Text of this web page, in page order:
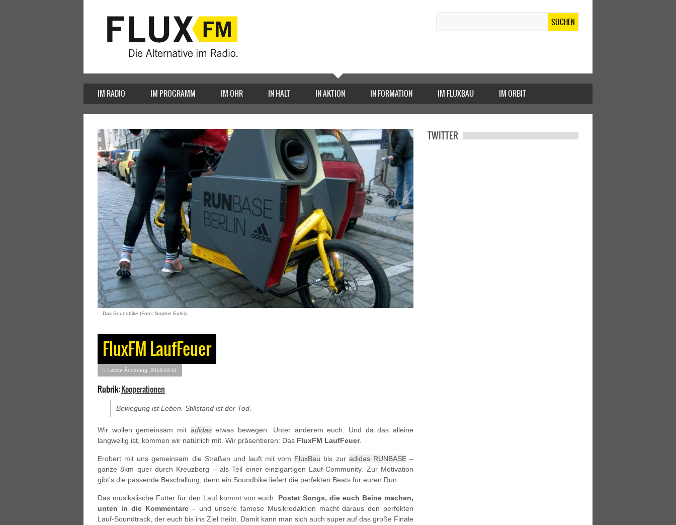
SUCHEN
IM RADIO IM PROGRAMM IM OHR IN HALT IN AKTION IN FORMATION IM FLUXBAU IM ORBIT
Das Soundbike (Foto: Sophie Euler)
FluxFM LaufFeuer
▷ Letzte Änderung: 2016-02-11
Rubrik:Kooperationen
Bewegung ist Leben. Stillstand ist der Tod.
Wir wollen gemeinsam mit adidasetwas bewegen. Unter anderem euch. Und da das alleine
langweilig ist, kommen wir natürlich mit. Wir präsentieren: Das FluxFM LaufFeuer.
Erobert mit uns gemeinsam die Straßen und lauft mit vom FluxBau bis zur adidas RUNBASE–
ganze 8km quer durch Kreuzberg – als Teil einer einzigartigen Lauf-Community. Zur Motivation
gibt’s die passende Beschallung, denn ein Soundbike liefert die perfekten Beats für euren Run.
Das musikalische Futter für den Lauf kommt von euch: Postet Songs, die euch Beine machen,
unten in die Kommentare– und unsere famose Musikredaktion macht daraus den perfekten
Lauf-Soundtrack, der euch bis ins Ziel treibt. Damit kann man sich auch super auf das große Finale
TWITTER